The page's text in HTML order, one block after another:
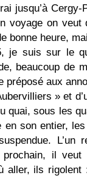
jusqu’à
voyage on
bonne heure,
je suis sur le
beaucoup de
aux
» et
quai, sous les
son entier,
L’un
il
aller, ils rigolent